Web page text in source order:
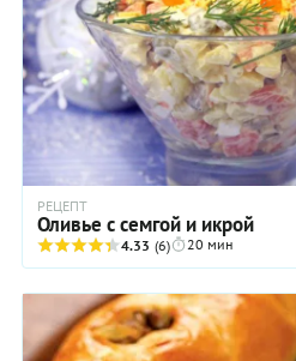
РЕЦЕПТ
Оливье с семгой и икрой
4.33 (6) 20 мин